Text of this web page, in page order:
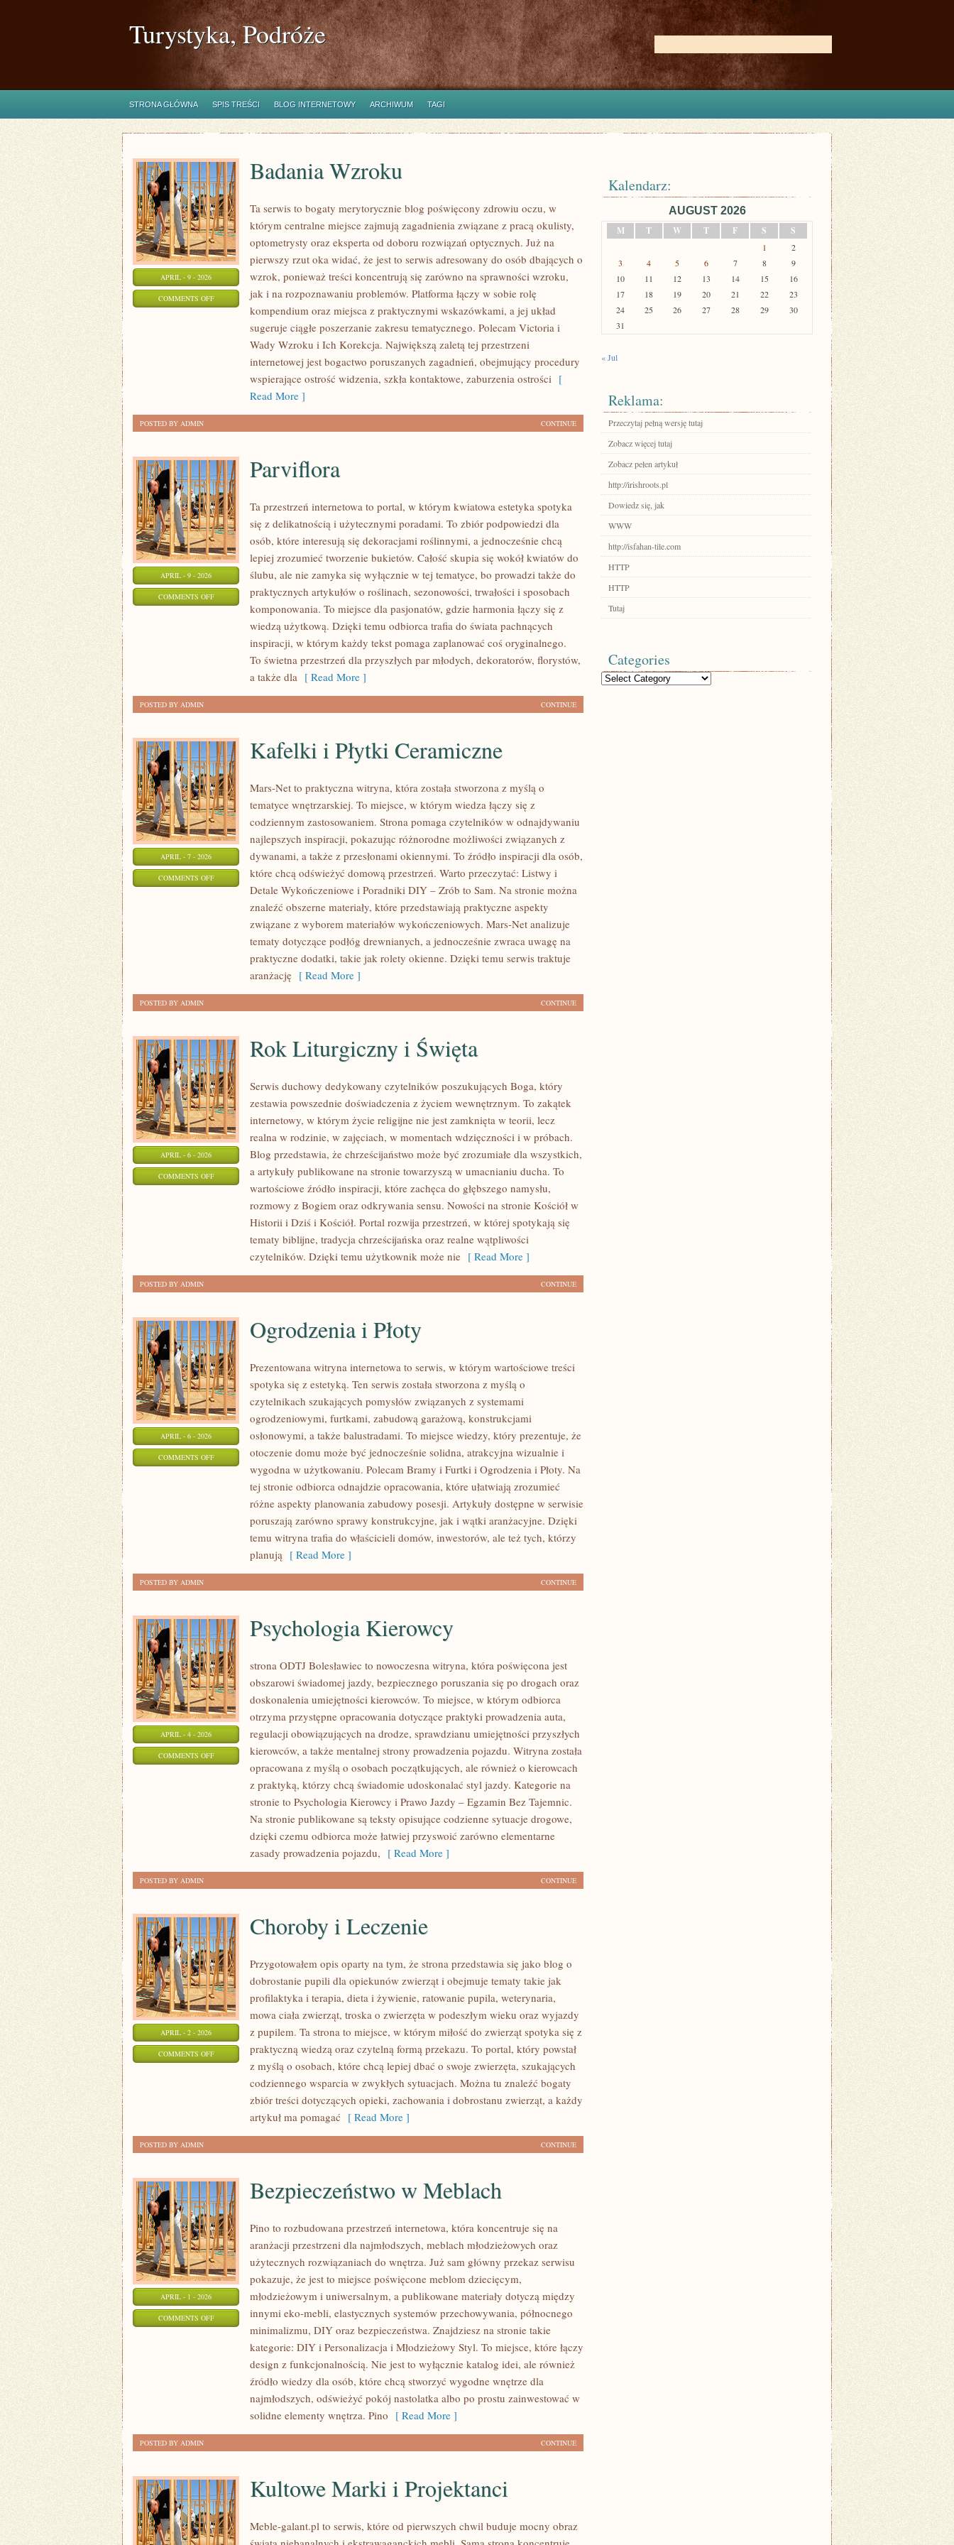
Turystyka, Podróże
STRONA GŁÓWNA SPIS TREŚCI BLOG INTERNETOWY ARCHIWUM TAGI
APRIL - 9 - 2026
COMMENTS OFFON
Badania Wzroku
Ta serwis to bogaty merytorycznie blog poświęcony zdrowiu oczu, w
którym centralne miejsce zajmują zagadnienia związane z pracą okulisty,
optometrysty oraz eksperta od doboru rozwiązań optycznych. Już na
pierwszy rzut oka widać, że jest to serwis adresowany do osób dbających o
wzrok, ponieważ treści koncentrują się zarówno na sprawności wzroku,
jak i na rozpoznawaniu problemów. Platforma łączy w sobie rolę
kompendium oraz miejsca z praktycznymi wskazówkami, a jej układ
sugeruje ciągłe poszerzanie zakresu tematycznego. Polecam Victoria i
Wady Wzroku i Ich Korekcja. Największą zaletą tej przestrzeni
internetowej jest bogactwo poruszanych zagadnień, obejmujący procedury
wspierające ostrość widzenia, szkła kontaktowe, zaburzenia ostrości [
Read More ]
CONTINUE
POSTED BY ADMIN
APRIL - 9 - 2026
COMMENTS OFFON
PARVIFLORA
Parviflora
Ta przestrzeń internetowa to portal, w którym kwiatowa estetyka spotyka
się z delikatnością i użytecznymi poradami. To zbiór podpowiedzi dla
osób, które interesują się dekoracjami roślinnymi, a jednocześnie chcą
lepiej zrozumieć tworzenie bukietów. Całość skupia się wokół kwiatów do
ślubu, ale nie zamyka się wyłącznie w tej tematyce, bo prowadzi także do
praktycznych artykułów o roślinach, sezonowości, trwałości i sposobach
komponowania. To miejsce dla pasjonatów, gdzie harmonia łączy się z
wiedzą użytkową. Dzięki temu odbiorca trafia do świata pachnących
inspiracji, w którym każdy tekst pomaga zaplanować coś oryginalnego.
To świetna przestrzeń dla przyszłych par młodych, dekoratorów, florystów,
a także dla [ Read More ]
CONTINUE
POSTED BY ADMIN
APRIL - 7 - 2026
COMMENTS OFFON
CERAMICZNE
Kafelki i Płytki Ceramiczne
Mars-Net to praktyczna witryna, która została stworzona z myślą o
tematyce wnętrzarskiej. To miejsce, w którym wiedza łączy się z
codziennym zastosowaniem. Strona pomaga czytelników w odnajdywaniu
najlepszych inspiracji, pokazując różnorodne możliwości związanych z
dywanami, a także z przesłonami okiennymi. To źródło inspiracji dla osób,
które chcą odświeżyć domową przestrzeń. Warto przeczytać: Listwy i
Detale Wykończeniowe i Poradniki DIY – Zrób to Sam. Na stronie można
znaleźć obszerne materiały, które przedstawiają praktyczne aspekty
związane z wyborem materiałów wykończeniowych. Mars-Net analizuje
tematy dotyczące podłóg drewnianych, a jednocześnie zwraca uwagę na
praktyczne dodatki, takie jak rolety okienne. Dzięki temu serwis traktuje
aranżację [ Read More ]
CONTINUE
POSTED BY ADMIN
APRIL - 6 - 2026
COMMENTS OFFON
LITURGICZNY
Rok Liturgiczny i Święta
Serwis duchowy dedykowany czytelników poszukujących Boga, który
zestawia powszednie doświadczenia z życiem wewnętrznym. To zakątek
internetowy, w którym życie religijne nie jest zamknięta w teorii, lecz
realna w rodzinie, w zajęciach, w momentach wdzięczności i w próbach.
Blog przedstawia, że chrześcijaństwo może być zrozumiałe dla wszystkich,
a artykuły publikowane na stronie towarzyszą w umacnianiu ducha. To
wartościowe źródło inspiracji, które zachęca do głębszego namysłu,
rozmowy z Bogiem oraz odkrywania sensu. Nowości na stronie Kościół w
Historii i Dziś i Kościół. Portal rozwija przestrzeń, w której spotykają się
tematy biblijne, tradycja chrześcijańska oraz realne wątpliwości
czytelników. Dzięki temu użytkownik może nie [ Read More ]
CONTINUE
POSTED BY ADMIN
APRIL - 6 - 2026
COMMENTS OFFON
OGRODZENIA
Ogrodzenia i Płoty
Prezentowana witryna internetowa to serwis, w którym wartościowe treści
spotyka się z estetyką. Ten serwis została stworzona z myślą o
czytelnikach szukających pomysłów związanych z systemami
ogrodzeniowymi, furtkami, zabudową garażową, konstrukcjami
osłonowymi, a także balustradami. To miejsce wiedzy, który prezentuje, że
otoczenie domu może być jednocześnie solidna, atrakcyjna wizualnie i
wygodna w użytkowaniu. Polecam Bramy i Furtki i Ogrodzenia i Płoty. Na
tej stronie odbiorca odnajdzie opracowania, które ułatwiają zrozumieć
różne aspekty planowania zabudowy posesji. Artykuły dostępne w serwisie
poruszają zarówno sprawy konstrukcyjne, jak i wątki aranżacyjne. Dzięki
temu witryna trafia do właścicieli domów, inwestorów, ale też tych, którzy
planują [ Read More ]
CONTINUE
POSTED BY ADMIN
APRIL - 4 - 2026
COMMENTS OFFON
PSYCHOLOGIA
Psychologia Kierowcy
strona ODTJ Bolesławiec to nowoczesna witryna, która poświęcona jest
obszarowi świadomej jazdy, bezpiecznego poruszania się po drogach oraz
doskonalenia umiejętności kierowców. To miejsce, w którym odbiorca
otrzyma przystępne opracowania dotyczące praktyki prowadzenia auta,
regulacji obowiązujących na drodze, sprawdzianu umiejętności przyszłych
kierowców, a także mentalnej strony prowadzenia pojazdu. Witryna została
opracowana z myślą o osobach początkujących, ale również o kierowcach
z praktyką, którzy chcą świadomie udoskonalać styl jazdy. Kategorie na
stronie to Psychologia Kierowcy i Prawo Jazdy – Egzamin Bez Tajemnic.
Na stronie publikowane są teksty opisujące codzienne sytuacje drogowe,
dzięki czemu odbiorca może łatwiej przyswoić zarówno elementarne
zasady prowadzenia pojazdu, [ Read More ]
CONTINUE
POSTED BY ADMIN
APRIL - 2 - 2026
COMMENTS OFFON
Choroby i Leczenie
Przygotowałem opis oparty na tym, że strona przedstawia się jako blog o
dobrostanie pupili dla opiekunów zwierząt i obejmuje tematy takie jak
profilaktyka i terapia, dieta i żywienie, ratowanie pupila, weterynaria,
mowa ciała zwierząt, troska o zwierzęta w podeszłym wieku oraz wyjazdy
z pupilem. Ta strona to miejsce, w którym miłość do zwierząt spotyka się z
praktyczną wiedzą oraz czytelną formą przekazu. To portal, który powstał
z myślą o osobach, które chcą lepiej dbać o swoje zwierzęta, szukających
codziennego wsparcia w zwykłych sytuacjach. Można tu znaleźć bogaty
zbiór treści dotyczących opieki, zachowania i dobrostanu zwierząt, a każdy
artykuł ma pomagać [ Read More ]
CONTINUE
POSTED BY ADMIN
APRIL - 1 - 2026
COMMENTS OFFON
BEZPIECZEŃSTWO
Bezpieczeństwo w Meblach
Pino to rozbudowana przestrzeń internetowa, która koncentruje się na
aranżacji przestrzeni dla najmłodszych, meblach młodzieżowych oraz
użytecznych rozwiązaniach do wnętrza. Już sam główny przekaz serwisu
pokazuje, że jest to miejsce poświęcone meblom dziecięcym,
młodzieżowym i uniwersalnym, a publikowane materiały dotyczą między
innymi eko-mebli, elastycznych systemów przechowywania, północnego
minimalizmu, DIY oraz bezpieczeństwa. Znajdziesz na stronie takie
kategorie: DIY i Personalizacja i Młodzieżowy Styl. To miejsce, które łączy
design z funkcjonalnością. Nie jest to wyłącznie katalog idei, ale również
źródło wiedzy dla osób, które chcą stworzyć wygodne wnętrze dla
najmłodszych, odświeżyć pokój nastolatka albo po prostu zainwestować w
solidne elementy wnętrza. Pino [ Read More ]
CONTINUE
POSTED BY ADMIN
Kultowe Marki i Projektanci
Meble-galant.pl to serwis, które od pierwszych chwil buduje mocny obraz
Kalendarz:
AUGUST 2026
M
T W T F S S
1
2
3
4 5 6 7 8
9
10
11 12 13 14 15
16
17
18 19 20 21 22
23
24
25 26 27 28 29
30
31
« Jul
Reklama:
Przeczytaj pełną wersję tutaj
Zobacz więcej tutaj
Zobacz pełen artykuł
http://irishroots.pl
Dowiedz się, jak
WWW
http://isfahan-tile.com
HTTP
HTTP
Tutaj
Categories
Categories